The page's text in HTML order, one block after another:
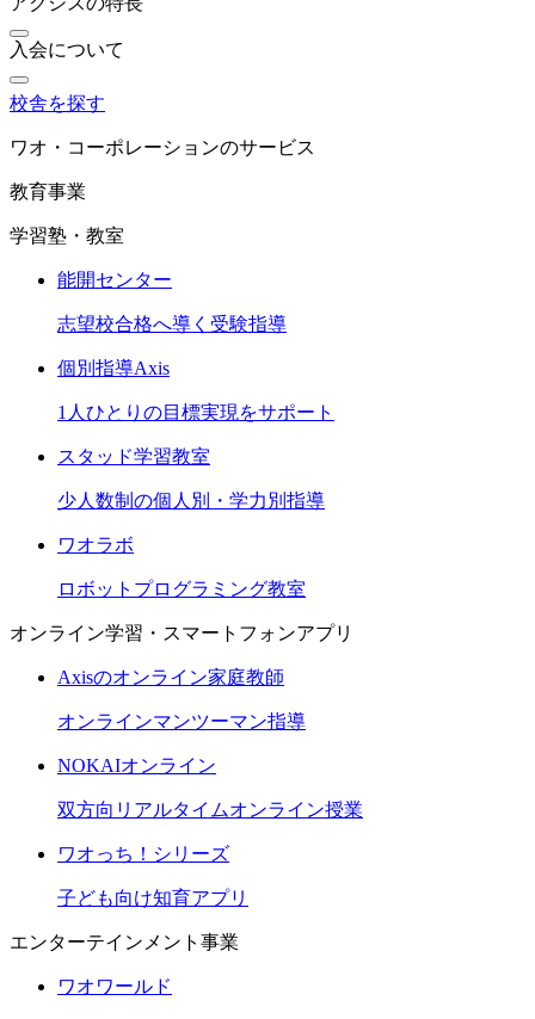
入会について
校舎を探す
ワオ・コーポレーションのサービス
教育事業
学習塾・教室
能開センター
志望校合格へ導く受験指導
個別指導Axis
1人ひとりの目標実現をサポート
スタッド学習教室
少人数制の個人別・学力別指導
ワオラボ
ロボットプログラミング教室
オンライン学習・スマートフォンアプリ
Axisのオンライン家庭教師
オンラインマンツーマン指導
NOKAIオンライン
双方向リアルタイムオンライン授業
ワオっち！シリーズ
子ども向け知育アプリ
エンターテインメント事業
ワオワールド